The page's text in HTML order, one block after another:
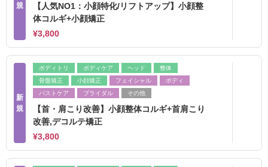
規
【人気NO1：小顔特化/リフトアップ】小顔整
体コルギ+小顔矯正
¥3,800
新
規
ボディトリ ボディケア ヘッド
整体
骨盤矯正
小顔矯正 フェイシャル
ボディ
バストケア
ブライダル その他
【首・肩こり改善】小顔整体コルギ+首肩こり
改善,デコルテ矯正
¥3,800